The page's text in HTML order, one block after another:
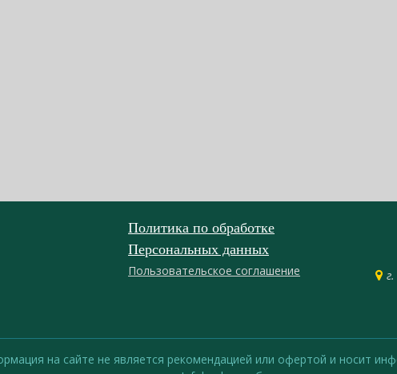
Политика по обработке
Персональных данных
Пользовательское соглашение
на сайте не является рекомендацией или офертой и носит